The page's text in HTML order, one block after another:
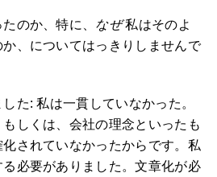
のか、特に、 なぜ私はそのよ
、についてはっきりしませんで
た: 私は一貫していなかった。
しくは、会社の理念といったも
されていなかったからです。私
必要がありました。文章化が必